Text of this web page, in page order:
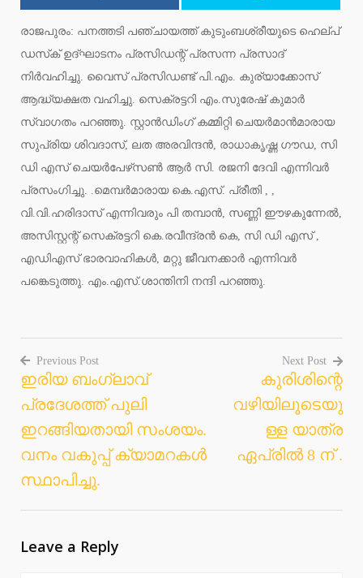
രാജപുരം: പനത്തടി പഞ്ചായത്ത് കുടുംബശ്രീയുടെ ഹെല്പ്
ഡസ്‌ക് ഉദ്ഘാടനം പ്രസിഡന്റ് പ്രസന്ന പ്രസാദ്
നിര്‍വഹിച്ചു. വൈസ് പ്രസിഡണ്ട് പി.എം. കുര്യാക്കോസ്
ആദ്ധ്യക്ഷത വഹിച്ചു. സെക്രട്ടറി എം.സുരേഷ് കുമാര്‍
സ്വാഗതം പറഞ്ഞു. സ്റ്റാന്‍ഡിംഗ് കമ്മിറ്റി ചെയര്‍മാന്‍മാരായ
സുപ്രിയ ശിവദാസ്, ലത അരവിന്ദന്‍, രാധാകൃഷ്ണ ഗൗഡ, സി
ഡി എസ് ചെയര്‍പേഴ്‌സണ്‍ ആര്‍ സി. രജനി ദേവി എന്നിവര്‍
പ്രസംഗിച്ചു. .മെമ്പര്‍മാരായ കെ.എസ്. പ്രീതി , ,
വി.വി.ഹരിദാസ് എന്നിവരും പി തമ്പാന്‍, സണ്ണി ഈഴകുന്നേല്‍,
അസിസ്റ്റന്റ് സെക്രട്ടറി കെ.രവീന്ദ്രന്‍ കെ, സി ഡി എസ് ,
എഡിഎസ് ഭാരവാഹികള്‍, മറ്റു ജീവനക്കാര്‍ എന്നിവര്‍
പങ്കെടുത്തു. എം.എസ്.ശാന്തിനി നന്ദി പറഞ്ഞു.
Post
navigation
Previous Post
ഇരിയ ബംഗ്ലാവ്
പ്രദേശത്ത് പുലി
ഇറങ്ങിയതായി സംശയം.
വനം വകുപ്പ് ക്യാമറകള്‍
സ്ഥാപിച്ചു.
Next Post
കുരിശിന്റെ
വഴിയിലൂടെയു
ള്ള യാത്ര
ഏപ്രില്‍ 8 ന് .
Leave a Reply